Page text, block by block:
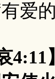
爱
哀